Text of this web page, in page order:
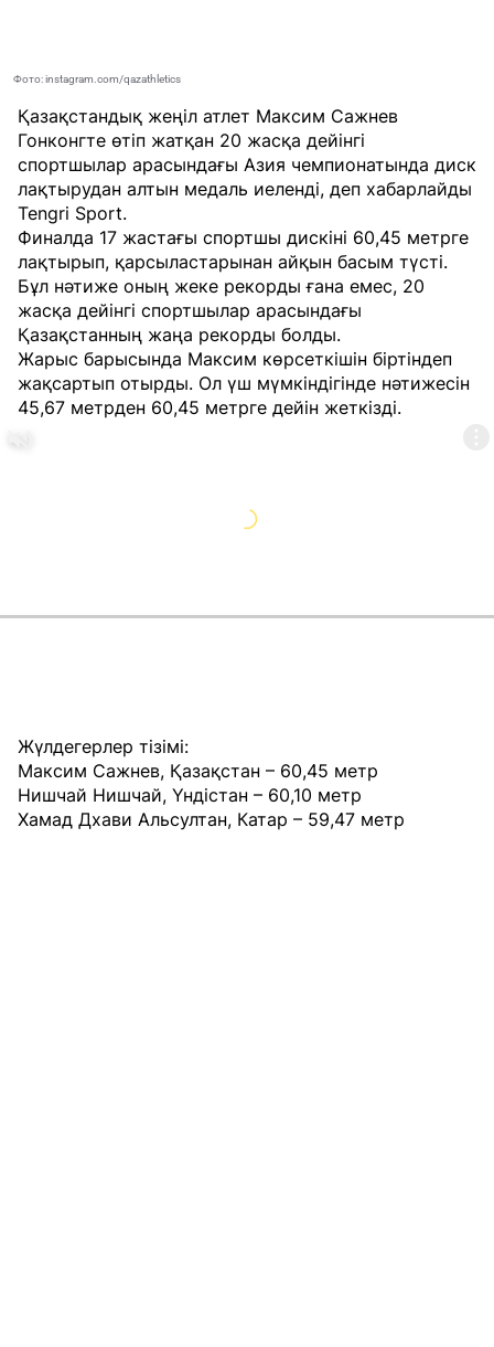
Фото: instagram.com/qazathletics
Қазақстандық жеңіл атлет Максим Сажнев
Гонконгте өтіп жатқан 20 жасқа дейінгі
спортшылар арасындағы Азия чемпионатында диск
лақтырудан алтын медаль иеленді, деп хабарлайды
Tengri Sport.
Финалда 17 жастағы спортшы дискіні 60,45 метрге
лақтырып, қарсыластарынан айқын басым түсті.
Бұл нәтиже оның жеке рекорды ғана емес, 20
жасқа дейінгі спортшылар арасындағы
Қазақстанның жаңа рекорды болды.
Жарыс барысында Максим көрсеткішін біртіндеп
жақсартып отырды. Ол үш мүмкіндігінде нәтижесін
45,67 метрден 60,45 метрге дейін жеткізді.
Жүлдегерлер тізімі:
Максим Сажнев, Қазақстан – 60,45 метр
Нишчай Нишчай, Үндістан – 60,10 метр
Хамад Дхави Альсултан, Катар – 59,47 метр